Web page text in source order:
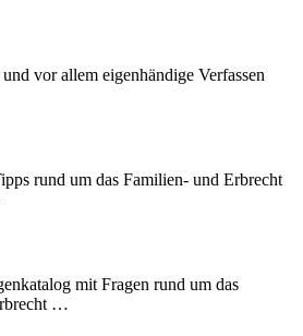
vor allem eigenhändige Verfassen
rund um das Familien- und Erbrecht
mit Fragen rund um das
…